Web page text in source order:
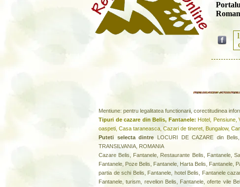
Mentiune: pentru legalitatea functionarii, corectitudinea
Tipuri de cazare din Belis, Fantanele: Hotel, Pensiune,
oaspeti, Casa taraneasca, Cazari de tineret, Bungalow,
Puteti selecta dintre LOCURI DE CAZARE din
TRANSILVANIA, ROMANIA
Cazare Belis, Fantanele, Restaurante Belis, Fantanele,
Fantanele, Poze Belis, Fantanele, Harta Belis, Fantanele,
partia de schi Belis, Fantanele, hotel Belis, Fantanele
Fantanele, turism, revelion Belis, Fantanele, oferte vile